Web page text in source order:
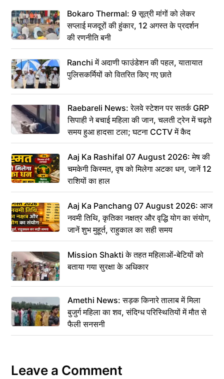
Bokaro Thermal: 9 सूत्री मांगों को लेकर
सप्लाई मजदूरों की हुंकार, 12 अगस्त के प्रदर्शन
की रणनीति बनी
Ranchi में अदाणी फाउंडेशन की पहल, यातायात
पुलिसकर्मियों को वितरित किए गए छाते
Raebareli News: रेलवे स्टेशन पर सतर्क GRP
सिपाही ने बचाई महिला की जान, चलती ट्रेन में चढ़ते
समय हुआ हादसा टला; घटना CCTV में कैद
Aaj Ka Rashifal 07 August 2026: मेष की
चमकेगी किस्मत, वृष को मिलेगा अटका धन, जानें 12
राशियों का हाल
Aaj Ka Panchang 07 August 2026: आज
नवमी तिथि, कृतिका नक्षत्र और वृद्धि योग का संयोग,
जानें शुभ मुहूर्त, राहुकाल का सही समय
Mission Shakti के तहत महिलाओं-बेटियों को
बताया गया सुरक्षा के अधिकार
Amethi News: सड़क किनारे तालाब में मिला
बुजुर्ग महिला का शव, संदिग्ध परिस्थितियों में मौत से
फैली सनसनी
Leave a Comment